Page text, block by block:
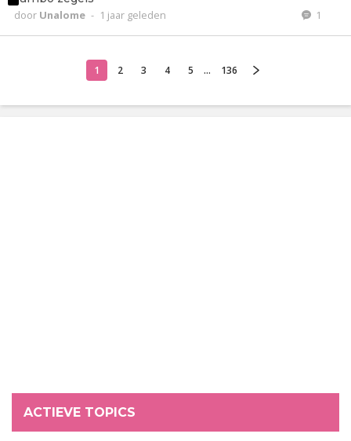
door Unalome - 1 jaar geleden 1
1 2 3 4 5 ... 136
ACTIEVE TOPICS